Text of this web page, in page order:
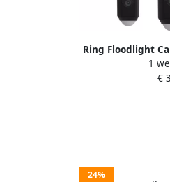
Ring Floodlight
3-
1
€
24%